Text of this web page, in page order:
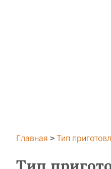
Главная > Тип